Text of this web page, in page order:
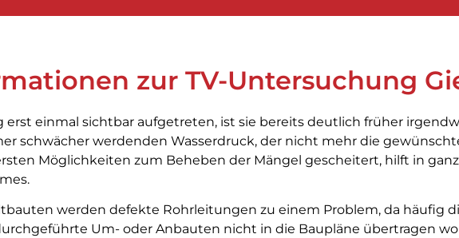
zur TV-Untersuchung
erst einmal sichtbar aufgetreten, ist sie bereits deutlich früher
schwächer werdenden Wasserdruck, der nicht mehr die
Möglichkeiten zum Beheben der Mängel gescheitert, hilft in
werden defekte Rohrleitungen zu einem Problem, da häufig
Um- oder Anbauten nicht in die Baupläne übertragen